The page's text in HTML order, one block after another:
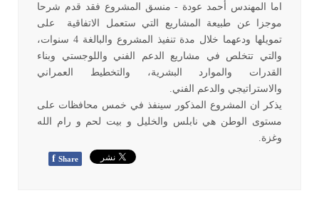
اما المهندس أحمد عودة - منسق المشروع فقد قدم شرحا
موجزا عن طبيعة المشاريع التي ستعمل الاتفاقية على
تمويلها ودعهما خلال مدة تنفيذ المشروع والبالغة 4 سنوات،
والتي تتخلص في مشاريع الدعم الفني واللوجستي وبناء
القدرات والموارد البشرية، والتخطيط العمراني
والاستراتيجي والدعم الفني.
يذكر ان المشروع المذكور سينفذ في خمس محافظات على
مستوى الوطن هي نابلس والخليل و بيت لحم و رام الله
وغزة.
f Share